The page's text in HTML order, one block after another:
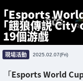
「Esports
「餓狼傳説 City
19個游戲
現場活動 2025.02.07(Fri)
「Esports World